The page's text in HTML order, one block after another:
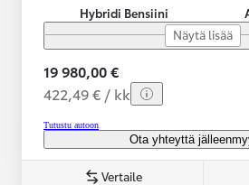
Hybridi Bensiini
Näytä lisää
19 980,00 €
422,49 € / kk
Tutustu autoon
Ota yhteyttä
Vertaile